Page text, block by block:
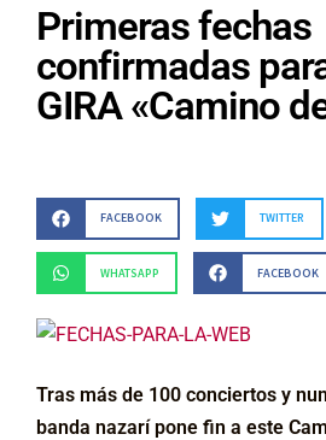
Primeras fechas
confirmadas
GIRA «Camino
FACEBOOK TWITTER
WHATSAPP FACEBOOK
Tras más de 100 conciertos y
banda nazarí pone fin a este